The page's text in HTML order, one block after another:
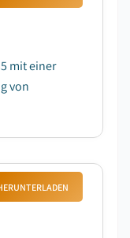
mit einer
von